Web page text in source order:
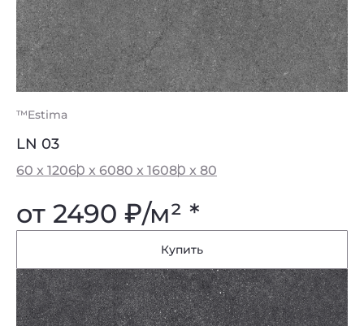
™Estima
LN 03
60 x 12060 x 6080 x 16080 x 80
от 2490 ₽/м² *
Купить